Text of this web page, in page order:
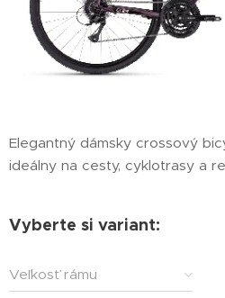
Elegantný dámsky crossový
ideálny na cesty, cyklotrasy a
Vyberte si variant:
Veľkosť rámu